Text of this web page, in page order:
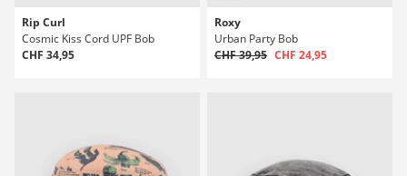
Rip Curl
Cosmic Kiss Cord UPF Bob
CHF 34,95
Roxy
Urban Party Bob
CHF 39,95 CHF 24,95